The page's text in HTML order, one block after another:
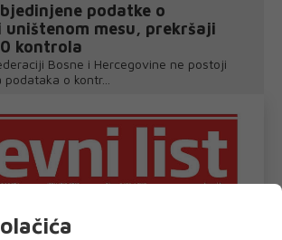
podatke o
uništenom mesu, prekršaji
kontrola
Bosne i Hercegovine ne postoji
o kontr...